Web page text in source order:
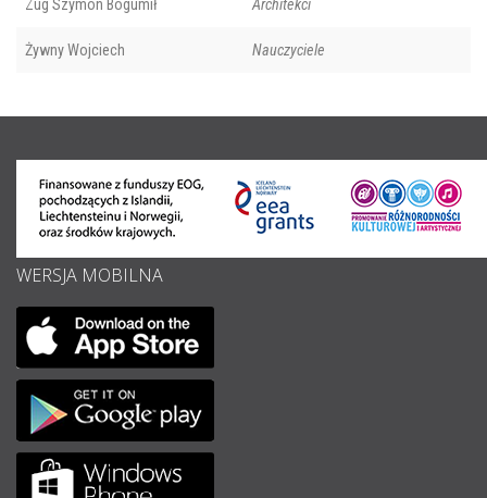
Zug Szymon Bogumił Architekci
Żywny Wojciech Nauczyciele
WERSJA MOBILNA